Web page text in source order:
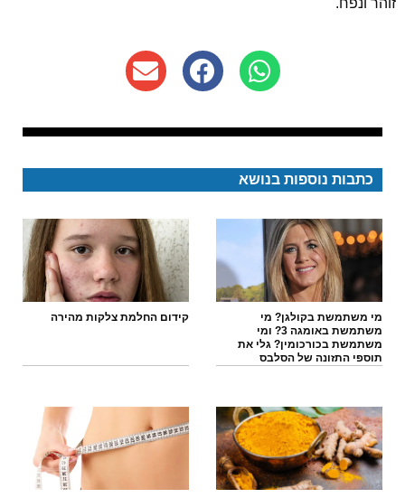
זוהר ונפח.
כתבות נוספות בנושא
מי משתמשת בקולגן? מי
משתמשת באומגה 3? ומי
משתמשת בכורכומין? גלי את
תוספי התזונה של הסלבס
קידום החלמת צלקות מהירה